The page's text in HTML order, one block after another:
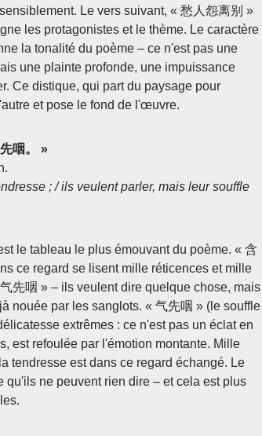
Le vers suivant, « 愁人怨离别 »
les protagonistes et le thème. Le caractère
la tonalité du poème – ce n'est pas une
une plainte profonde, une impuissance
Ce distique, qui part du paysage pour
et pose le fond de l'œuvre.
咽。 »
; / ils veulent parler, mais leur souffle
le tableau le plus émouvant du poème. « 含
ce regard se lisent mille réticences et mille
先咽 » – ils veulent dire quelque chose, mais
nouée par les sanglots. « 气先咽 » (le souffle
extrêmes : ce n'est pas un éclat en
est refoulée par l'émotion montante. Mille
tendresse est dans ce regard échangé. Le
qu'ils ne peuvent rien dire – et cela est plus